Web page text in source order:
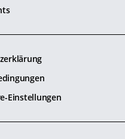
Einstellungen